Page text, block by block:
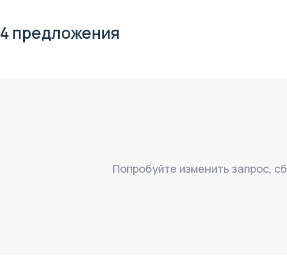
4 предложения
Попробуйте изменить запрос,